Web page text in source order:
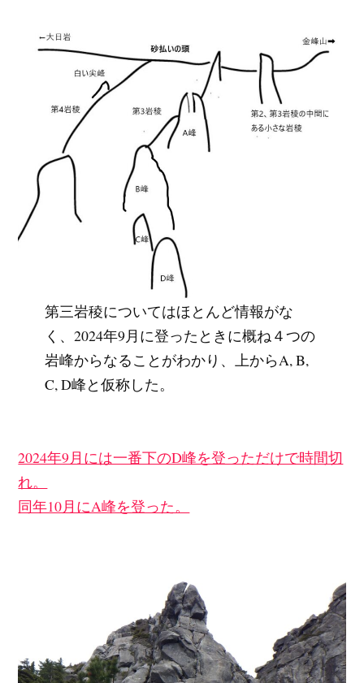
第三岩稜についてはほとんど情報がな
く、2024年9月に登ったときに概ね４つの
岩峰からなることがわかり、上からA, B,
C, D峰と仮称した。
2024年9月には一番下のD峰を登っただけで時間切
れ。
同年10月にA峰を登った。